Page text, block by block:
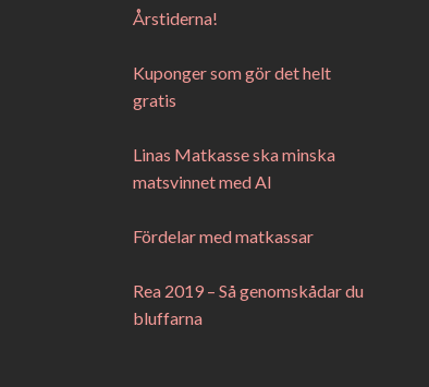
Årstiderna!
Kuponger som gör det helt
gratis
Linas Matkasse ska minska
matsvinnet med AI
Fördelar med matkassar
Rea 2019 – Så genomskådar du
bluffarna